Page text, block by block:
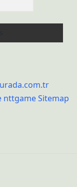
nttgameSitemap